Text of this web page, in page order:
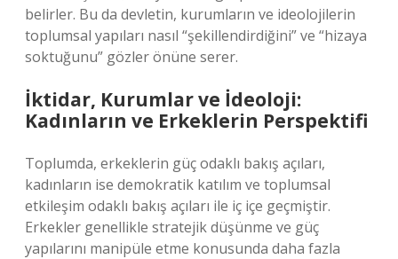
belirler. Bu da devletin, kurumların ve ideolojilerin
toplumsal yapıları nasıl “şekillendirdiğini” ve “hizaya
soktuğunu” gözler önüne serer.
İktidar, Kurumlar ve İdeoloji:
Kadınların ve Erkeklerin Perspektifi
Toplumda, erkeklerin güç odaklı bakış açıları,
kadınların ise demokratik katılım ve toplumsal
etkileşim odaklı bakış açıları ile iç içe geçmiştir.
Erkekler genellikle stratejik düşünme ve güç
yapılarını manipüle etme konusunda daha fazla